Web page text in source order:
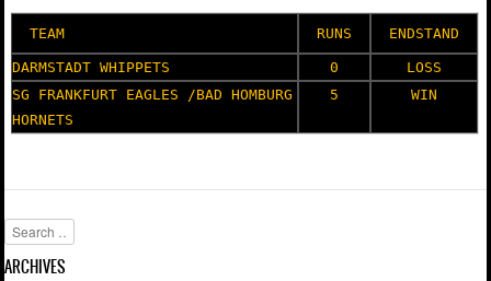
TEAM RUNS ENDSTAND
DARMSTADT WHIPPETS 0
LOSS
SG FRANKFURT EAGLES /BAD HOMBURG
HORNETS
5 WIN
Search
ARCHIVES